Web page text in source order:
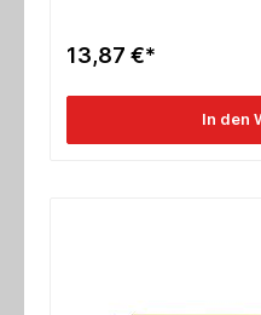
13,87 €*
In den